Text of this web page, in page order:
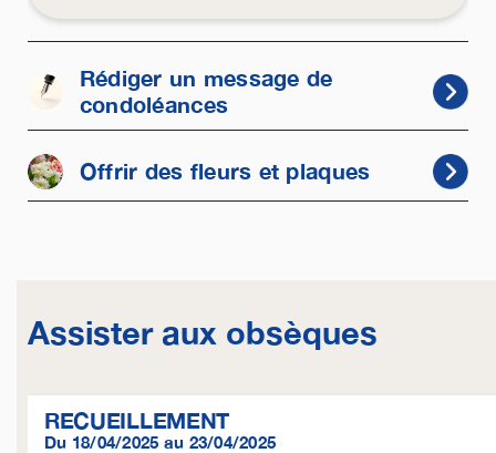
Rédiger un message de
condoléances
Offrir des fleurs et plaques
Assister aux obsèques
RECUEILLEMENT
Du 18/04/2025 au 23/04/2025